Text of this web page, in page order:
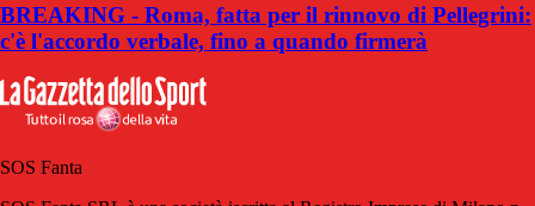
BREAKING - Roma, fatta per il rinnovo di Pellegrini:
c'è l'accordo verbale, fino a quando firmerà
SOS Fanta